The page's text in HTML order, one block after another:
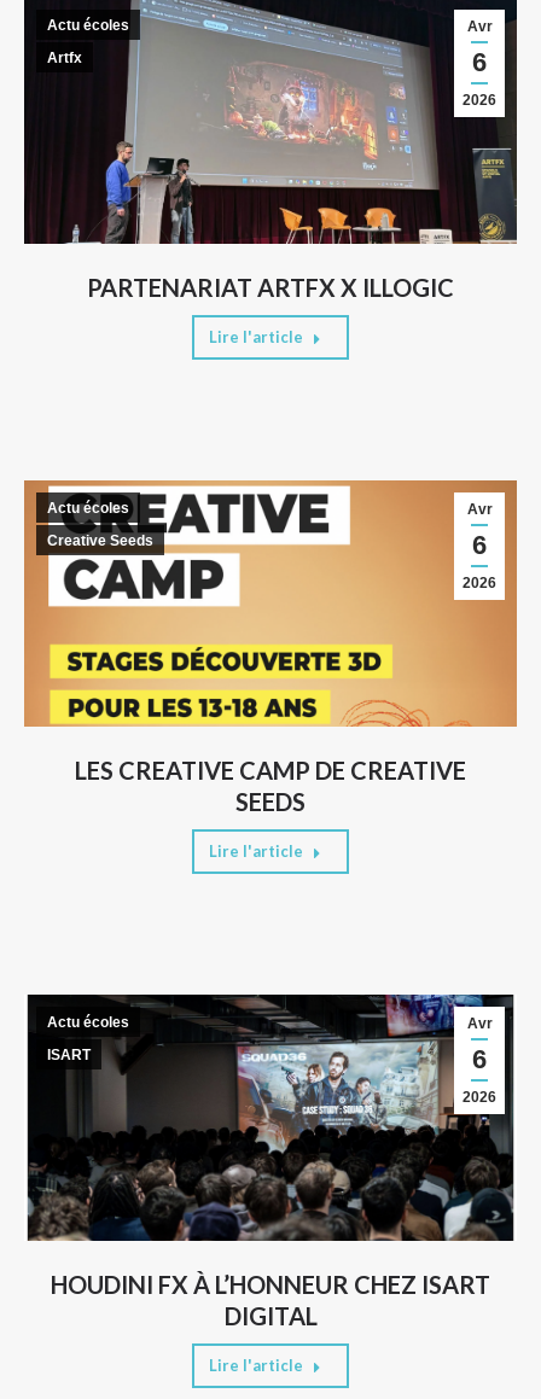
PARTENARIAT ARTFX X ILLOGIC
Avr
6
2026
Actu écoles
Artfx
Lire l'article
LES CREATIVE CAMP DE CREATIVE
SEEDS
Avr
6
2026
Actu écoles
Creative Seeds
Lire l'article
HOUDINI FX À L’HONNEUR CHEZ ISART
DIGITAL
Avr
6
2026
Actu écoles
ISART
Lire l'article